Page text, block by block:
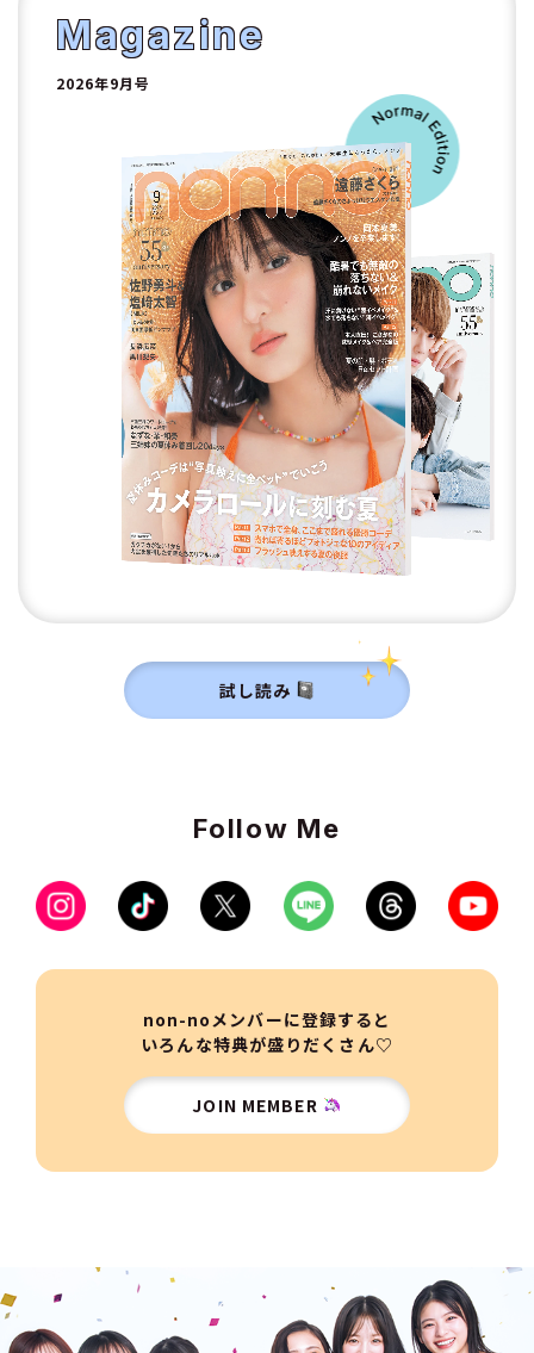
2
Magazine
2026年9月号
試し読み
Follow Me
non-noメンバーに登録すると
いろんな特典が盛りだくさん♡
JOIN MEMBER